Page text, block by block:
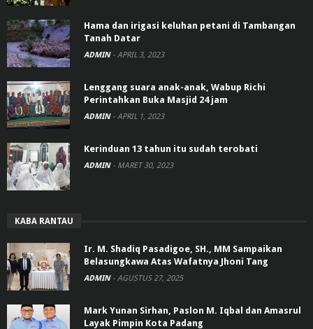
Hama dan irigasi keluhan petani di Tambangan
Tanah Datar
ADMIN - APRIL 3, 2023
Lenggang suara anak-anak, Wabup Richi
Perintahkan Buka Masjid 24 jam
ADMIN - APRIL 1, 2023
Kerinduan 13 tahun itu sudah terobati
ADMIN - MARET 30, 2023
KABA RANTAU
Ir. M. Shadiq Pasadigoe, SH., MM Sampaikan
Belasungkawa Atas Wafatnya Jhoni Tang
ADMIN - AGUSTUS 27, 2025
Mark Yunan Sirhan, Paslon M. Iqbal dan Amasrul
Layak Pimpin Kota Padang